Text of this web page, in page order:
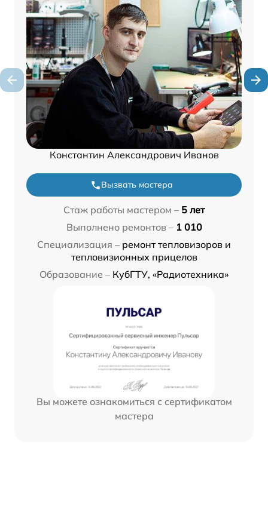
Константин Александрович Иванов
Вызвать мастера
Стаж работы мастером – 5 лет
Выполнено ремонтов – 1 010
Специализация – ремонт тепловизоров и
тепловизионных прицелов
Образование – КубГТУ, «Радиотехника»
Вы можете ознакомиться с сертификатом
мастера